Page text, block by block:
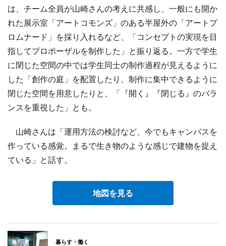
は、チーム全員が山崎さんの考えに共感し、一般にも開か
れた展示室「アートコモンズ」のある半屋外の「アートプ
ロムナード」を採り入れるなど、「コンセプトの実現を目
指してプロポーザルを制作した」と振り返る。一方で学生
に閉じた空間の中では学生同士の制作過程が見えるように
した「創作の庭」を配置したり、制作に集中できるように
閉じた空間を用意したりと、「『開く』『閉じる』のバラ
ンスを重視した」とも。
山崎さんは「運用方法の検討など、今でもキャンパスを
作っている感覚。まるで生き物のような感じで建物を捉え
ている」と話す。
地図を見る
暮らす・働く